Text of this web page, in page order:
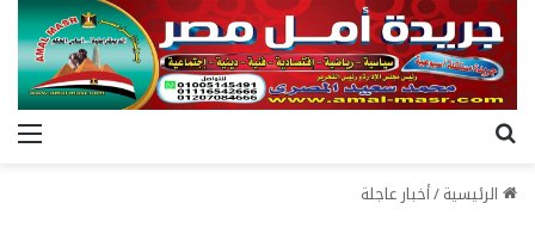
الرئيسية/أخبار عاجلة